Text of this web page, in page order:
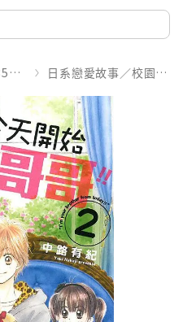
📌圖文漫畫85折起 日系戀愛故事／校園青春